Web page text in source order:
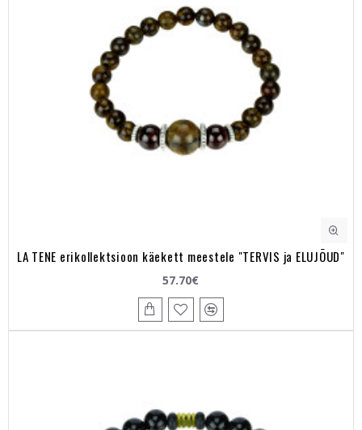
LA TENE erikollektsioon käekett meestele "TERVIS ja ELUJÕUD"
57.70€